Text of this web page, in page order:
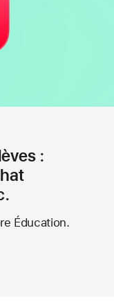
:
Éducation.